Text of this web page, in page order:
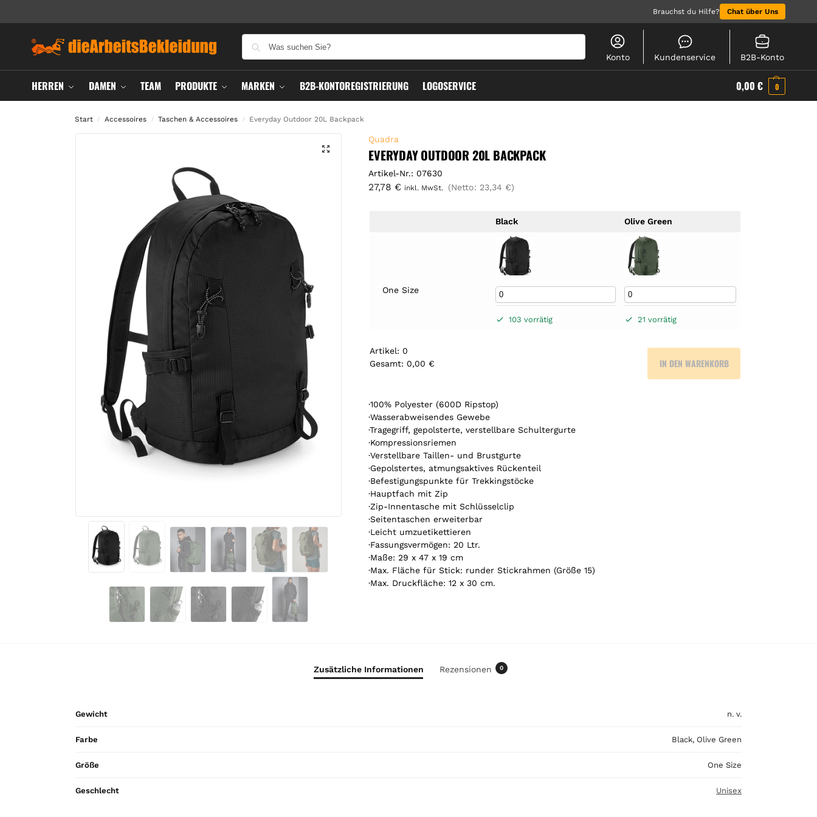
Brauchst du Hilfe? Chat über Uns
Konto Kundenservice B2B-Konto
HERREN DAMEN TEAM PRODUKTE MARKEN B2B-KONTOREGISTRIERUNG LOGOSERVICE 0,00 € 0
Start / Accessoires / Taschen & Accessoires / Everyday Outdoor 20L Backpack
Quadra
EVERYDAY OUTDOOR 20L BACKPACK
Artikel-Nr.: 07630
27,78 € inkl. MwSt. (Netto: 23,34 €)
Black Olive Green
One Size
103 vorrätig 21 vorrätig
Artikel: 0
Gesamt: 0,00 €
r
t
i
k
e
l
.
Y
o
u
r
t
o
t
a
0
IN DEN WARENKORB
·100% Polyester (600D Ripstop)
·Wasserabweisendes Gewebe
·Tragegriff, gepolsterte, verstellbare Schultergurte
·Kompressionsriemen
·Verstellbare Taillen- und Brustgurte
·Gepolstertes, atmungsaktives Rückenteil
·Befestigungspunkte für Trekkingstöcke
·Hauptfach mit Zip
·Zip-Innentasche mit Schlüsselclip
·Seitentaschen erweiterbar
·Leicht umzuetikettieren
·Fassungsvermögen: 20 Ltr.
·Maße: 29 x 47 x 19 cm
·Max. Fläche für Stick: runder Stickrahmen (Größe 15)
·Max. Druckfläche: 12 x 30 cm.
Zusätzliche Informationen Rezensionen 0
Gewicht n. v.
Farbe Black, Olive Green
Größe One Size
Geschlecht Unisex